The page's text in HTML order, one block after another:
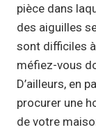
pièce dans
des aiguilles
sont difficiles
méfiez-vous
D’ailleurs, en
procurer une
de votre